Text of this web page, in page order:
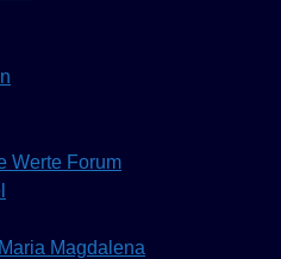
Werte Forum
Magdalena